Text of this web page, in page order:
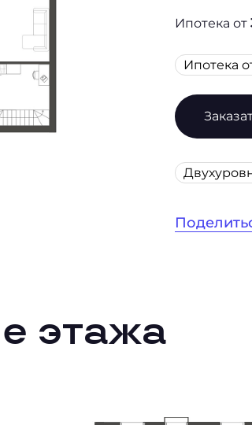
Ипотека от
Ипотека
этажа